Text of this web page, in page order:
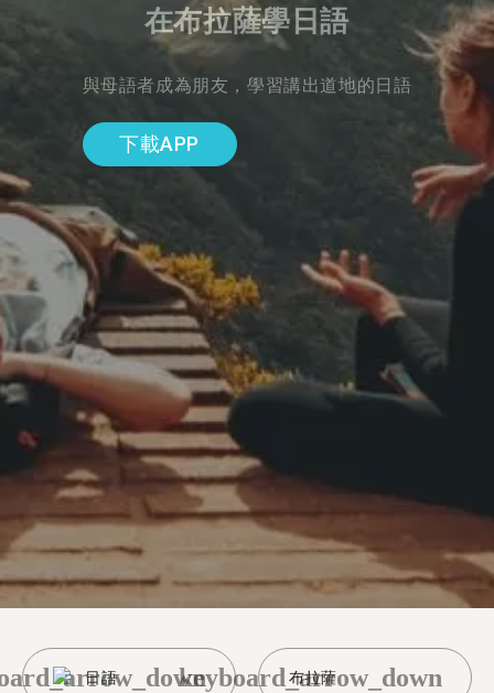
在布拉薩學日語
與母語者成為朋友，學習講出道地的日語
下載APP
日語 布拉薩
keyboard_arrow_down